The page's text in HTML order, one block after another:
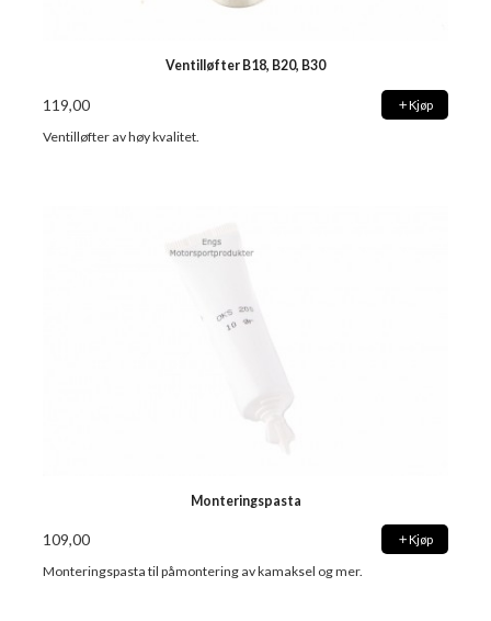
Ventilløfter B18, B20, B30
119,00 Kjøp
Ventilløfter av høy kvalitet.
Monteringspasta
109,00 Kjøp
Monteringspasta til påmontering av kamaksel og mer.